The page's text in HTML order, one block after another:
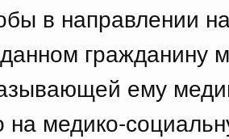
в направлении
гражданину
ему
на медико-